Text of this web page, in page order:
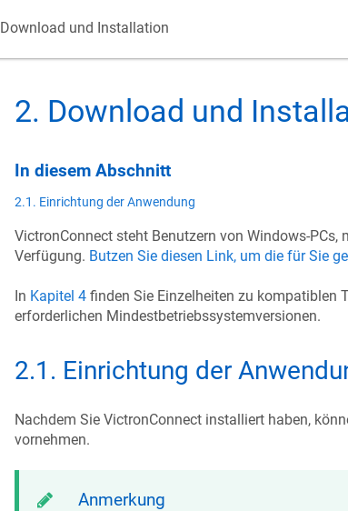
Download und Installation
2. Download und
In diesem Abschnitt
2.1. Einrichtung der Anwendung
VictronConnect steht Benutzern von Windows-PCs,
Verfügung. Butzen Sie diesen Link, um die für Sie
In Kapitel 4finden Sie Einzelheiten zu kompatiblen
erforderlichen Mindestbetriebssystemversionen.
2.1 . Einrichtung der
Nachdem Sie VictronConnect installiert haben,
vornehmen.
Anmerkung